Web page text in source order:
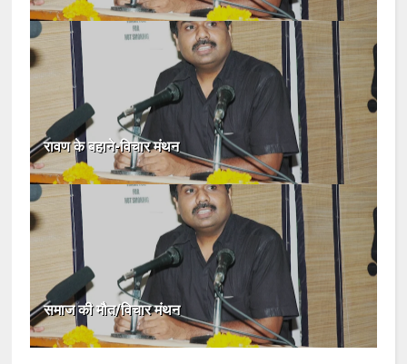
रावण के बहाने-विचार मंथन
समाज की मौत/विचार मंथन